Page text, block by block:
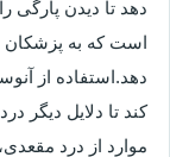
دهد تا دیدن پارگی
است که به پزشکان
دهد.استفاده از
کند تا دلایل دیگر
موارد از درد